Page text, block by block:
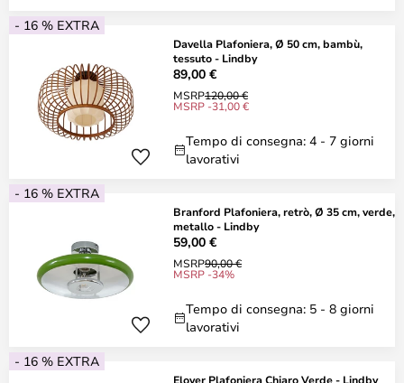
- 16 % EXTRA
Davella Plafoniera, Ø 50 cm, bambù,
tessuto - Lindby
89,00 €
MSRP120,00 €
MSRP -31,00 €
Tempo di consegna: 4 - 7 giorni
lavorativi
- 16 % EXTRA
Branford Plafoniera, retrò, Ø 35 cm, verde,
metallo - Lindby
59,00 €
MSRP90,00 €
MSRP -34%
Tempo di consegna: 5 - 8 giorni
lavorativi
- 16 % EXTRA
Elover Plafoniera Chiaro Verde - Lindby